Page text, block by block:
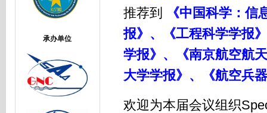
承办单位
推荐到
《中国科学：信
报》、《工程科学学报
学报》、《南京航空航
大学学报》、《航空兵器
欢迎为本届会议组织